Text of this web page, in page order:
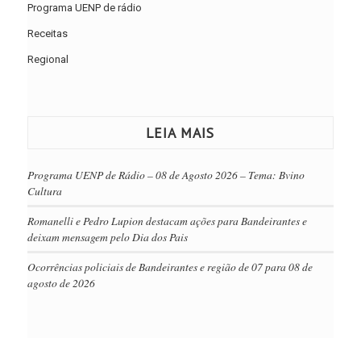
Programa UENP de rádio
Receitas
Regional
LEIA MAIS
Programa UENP de Rádio – 08 de Agosto 2026 – Tema: Bvino
Cultura
Romanelli e Pedro Lupion destacam ações para Bandeirantes e
deixam mensagem pelo Dia dos Pais
Ocorrências policiais de Bandeirantes e região de 07 para 08 de
agosto de 2026